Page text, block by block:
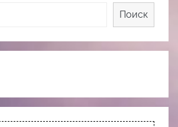
Поиск